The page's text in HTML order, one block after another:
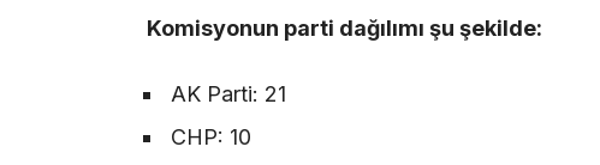
Komisyonun parti dağılımı şu şekilde:
AK Parti: 21
CHP: 10